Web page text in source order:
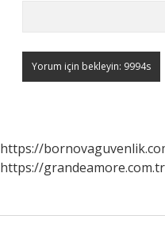
https://
https://grandeamore.com.tr